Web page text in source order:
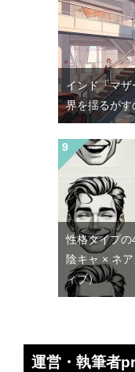
インド「マ
界を揺るがす
性格タイプ
陰キャ × ネ
ィブ）
運営・執筆者